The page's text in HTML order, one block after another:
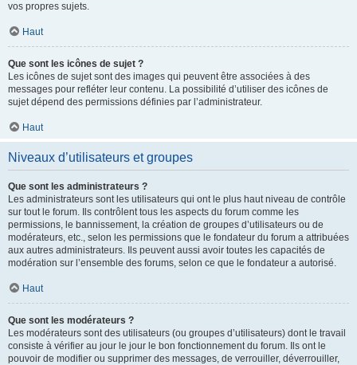
vos propres sujets.
Haut
Que sont les icônes de sujet ?
Les icônes de sujet sont des images qui peuvent être associées à des
messages pour refléter leur contenu. La possibilité d’utiliser des icônes de
sujet dépend des permissions définies par l’administrateur.
Haut
Niveaux d’utilisateurs et groupes
Que sont les administrateurs ?
Les administrateurs sont les utilisateurs qui ont le plus haut niveau de contrôle
sur tout le forum. Ils contrôlent tous les aspects du forum comme les
permissions, le bannissement, la création de groupes d’utilisateurs ou de
modérateurs, etc., selon les permissions que le fondateur du forum a attribuées
aux autres administrateurs. Ils peuvent aussi avoir toutes les capacités de
modération sur l’ensemble des forums, selon ce que le fondateur a autorisé.
Haut
Que sont les modérateurs ?
Les modérateurs sont des utilisateurs (ou groupes d’utilisateurs) dont le travail
consiste à vérifier au jour le jour le bon fonctionnement du forum. Ils ont le
pouvoir de modifier ou supprimer des messages, de verrouiller, déverrouiller,